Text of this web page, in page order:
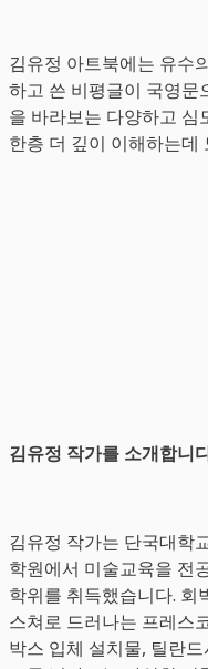
김유정 아트북에는 유수
하고 쓴 비평글이 국영문
을 바라보는 다양하고 심
한층 더 깊이 이해하는데
김유정 작가를 소개합니
김유정 작가는 단국대학
학원에서 미술교육을 전
학위를 취득했습니다. 회
스쳐로 드러나는 프레스
박스 입체 설치물, 틸란